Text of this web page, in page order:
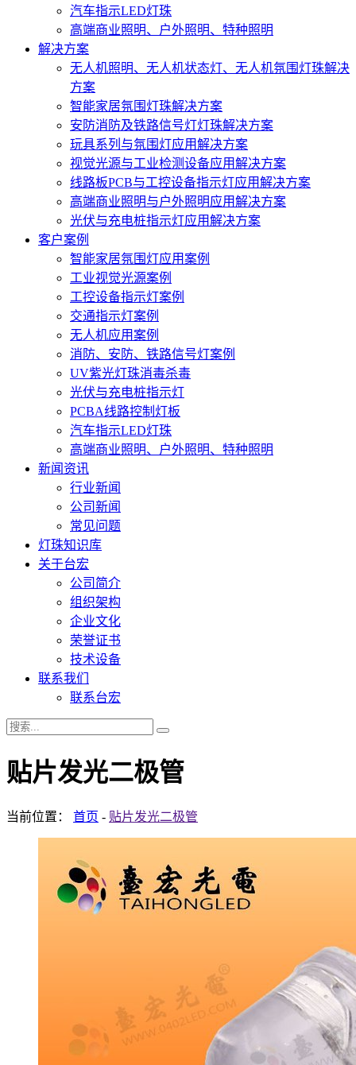
汽车指示LED灯珠
高端商业照明、户外照明、特种照明
解决方案
无人机照明、无人机状态灯、无人机氛围灯珠解决
方案
智能家居氛围灯珠解决方案
安防消防及铁路信号灯灯珠解决方案
玩具系列与氛围灯应用解决方案
视觉光源与工业检测设备应用解决方案
线路板PCB与工控设备指示灯应用解决方案
高端商业照明与户外照明应用解决方案
光伏与充电桩指示灯应用解决方案
客户案例
智能家居氛围灯应用案例
工业视觉光源案例
工控设备指示灯案例
交通指示灯案例
无人机应用案例
消防、安防、铁路信号灯案例
UV紫光灯珠消毒杀毒
光伏与充电桩指示灯
PCBA线路控制灯板
汽车指示LED灯珠
高端商业照明、户外照明、特种照明
新闻资讯
行业新闻
公司新闻
常见问题
灯珠知识库
关于台宏
公司简介
组织架构
企业文化
荣誉证书
技术设备
联系我们
联系台宏
贴片发光二极管
当前位置： 首页 - 贴片发光二极管